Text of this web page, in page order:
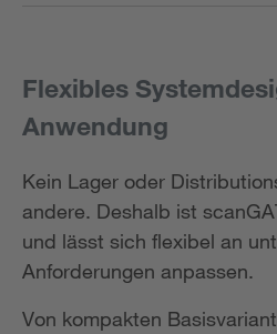
Flexibles
Anwendung
Kein Lager oder
andere. Deshalb ist
und lässt sich flexibel an
Anforderungen anpassen.
Von kompakten